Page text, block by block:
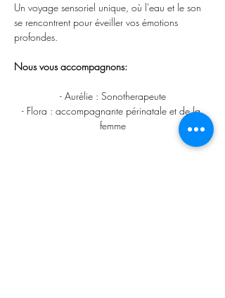
Un voyage sensoriel unique, où l'eau et le son
se rencontrent pour éveiller vos émotions
profondes.
Nous vous accompagnons:
- Aurélie : Sonotherapeute
- Flora : accompagnante périnatale et de la
femme